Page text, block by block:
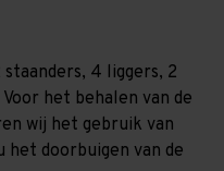
4 liggers, 2
het behalen van de
wij het gebruik van
doorbuigen van de